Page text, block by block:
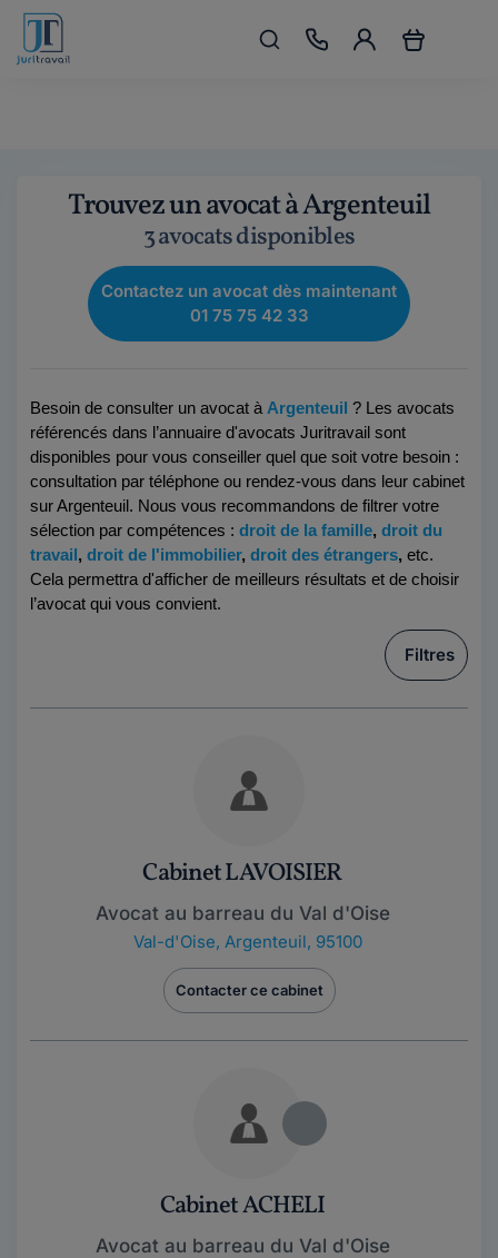
Trouvez un avocat à Argenteuil
3 avocats disponibles
Contactez un avocat dès maintenant
01 75 75 42 33
Besoin de consulter un avocat à Argenteuil ? Les avocats
référencés dans l’annuaire d'avocats Juritravail sont
disponibles pour vous conseiller quel que soit votre besoin :
consultation par téléphone ou rendez-vous dans leur cabinet
sur Argenteuil . Nous vous recommandons de filtrer votre
sélection par compétences : droit de la famille, droit du
travail , droit de l'immobilier, droit des étrangers, etc.
Cela permettra d'afficher de meilleurs résultats et de choisir
l’avocat qui vous convient.
Filtres
Cabinet LAVOISIER
Avocat au barreau du Val d'Oise
Val-d'Oise, Argenteuil, 95100
Contacter ce cabinet
Cabinet ACHELI
Avocat au barreau du Val d'Oise